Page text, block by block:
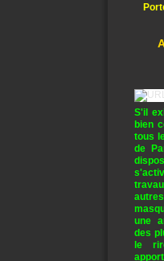
S'il
bien
tous
de
une
des
le